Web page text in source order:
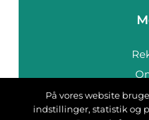
På vores website
indstillinger, statistik og